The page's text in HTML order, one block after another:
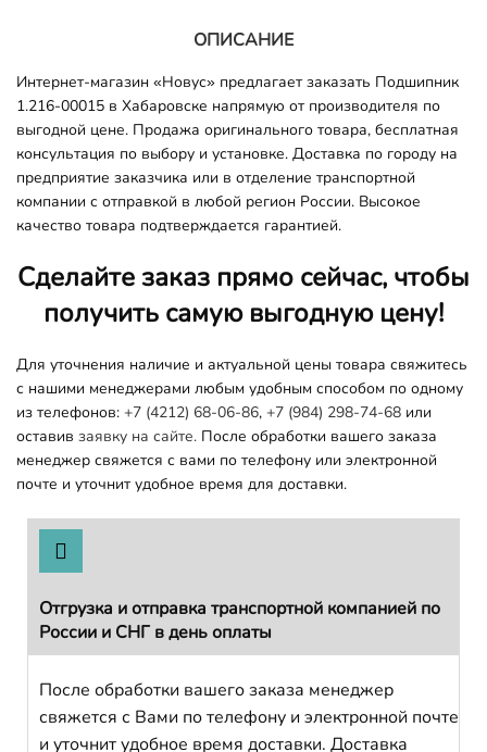
ОПИСАНИЕ
Интернет-магазин «Новус» предлагает заказать Подшипник
1.216-00015 в Хабаровске напрямую от производителя по
выгодной цене. Продажа оригинального товара, бесплатная
консультация по выбору и установке. Доставка по городу на
предприятие заказчика или в отделение транспортной
компании с отправкой в любой регион России. Высокое
качество товара подтверждается гарантией.
Сделайте заказ прямо сейчас, чтобы
получить самую выгодную цену!
Для уточнения наличие и актуальной цены товара свяжитесь
с нашими менеджерами любым удобным способом по одному
из телефонов: +7 (4212) 68-06-86, +7 (984) 298-74-68 или
оставив заявку на сайте. После обработки вашего заказа
менеджер свяжется с вами по телефону или электронной
почте и уточнит удобное время для доставки.
Отгрузка и отправка транспортной компанией по
России и СНГ в день оплаты
После обработки вашего заказа менеджер
свяжется с Вами по телефону и электронной почте
и уточнит удобное время доставки. Доставка